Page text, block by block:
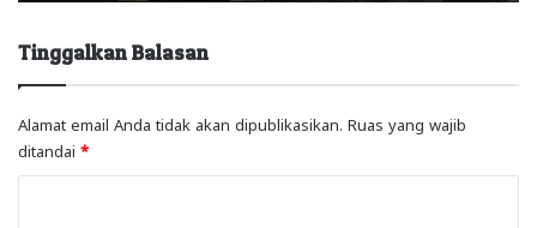
Tinggalkan Balasan
Alamat email Anda tidak akan dipublikasikan. Ruas yang wajib
ditandai *